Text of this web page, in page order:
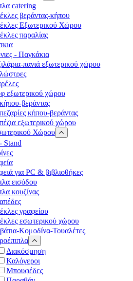
catering
βεράντας-κήπου
Εξωτερικού Χώρου
παραλίας
- Παγκάκια
πανιά εξωτερικού χώρου
εξωτερικού χώρου
βεράντας
κήπου-βεράντας
εξωτερικού χώρου
Χώρου
Stand
για PC & βιβλιοθήκες
εισόδου
κουζίνας
γραφείου
εσωτερικού χώρου
Κομοδίνα-Τουαλέτες
Διακόσμηση
Καλόγεροι
Μπουφέδες